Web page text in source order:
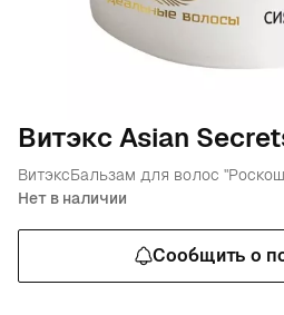
Витэкс Asian
ВитэксБальзам для волос
Нет в наличии
Сообщить о